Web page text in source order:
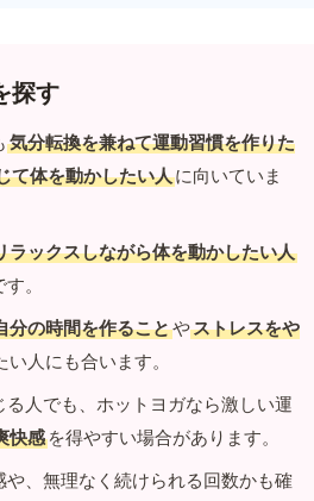
探す
気分転換を兼ねて運動習慣を作りた
て体を動かしたい人に向いていま
ラックスしながら体を動かしたい人
。
分の時間を作ることやストレスをや
い人にも合います。
人でも、ホットヨガなら激しい運
快感 を得やすい場合があります。
、無理なく続けられる回数かも確